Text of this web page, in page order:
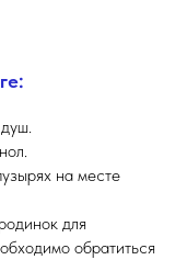
на месте
для
обратиться